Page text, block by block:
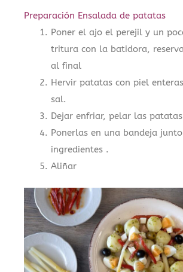
Preparación Ensalada de patatas
Poner el ajo el perejil y un
tritura con la batidora,
al final
Hervir patatas con piel
sal.
Dejar enfriar, pelar las patatas
Ponerlas en una bandeja
ingredientes .
Aliñar